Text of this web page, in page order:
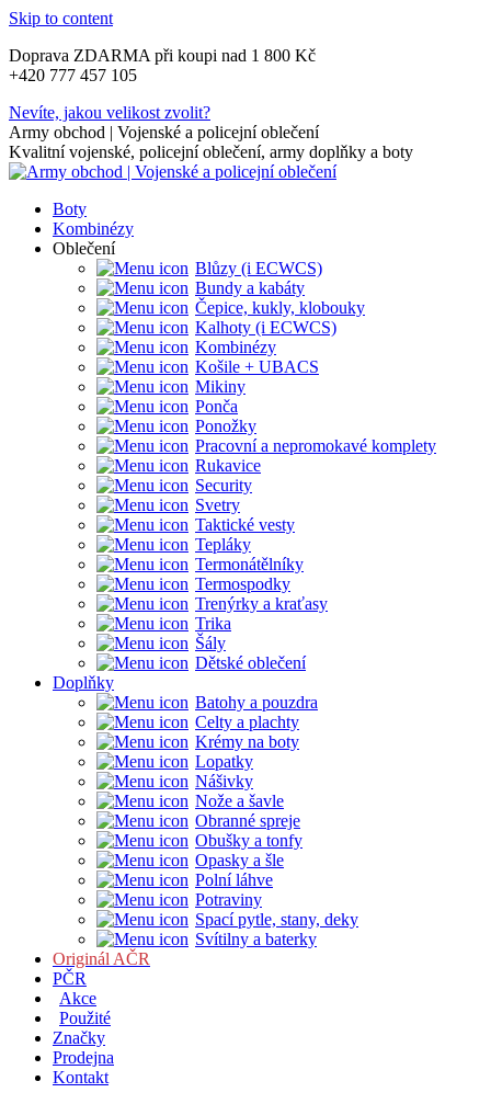
Skip to content
Doprava ZDARMA při koupi nad 1 800 Kč
+420 777 457 105
Nevíte, jakou velikost zvolit?
Army obchod | Vojenské a policejní oblečení
Kvalitní vojenské, policejní oblečení, army doplňky a boty
Boty
Kombinézy
Oblečení
Blůzy (i ECWCS)
Bundy a kabáty
Čepice, kukly, klobouky
Kalhoty (i ECWCS)
Kombinézy
Košile + UBACS
Mikiny
Ponča
Ponožky
Pracovní a nepromokavé komplety
Rukavice
Security
Svetry
Taktické vesty
Tepláky
Termonátělníky
Termospodky
Trenýrky a kraťasy
Trika
Šály
Dětské oblečení
Doplňky
Batohy a pouzdra
Celty a plachty
Krémy na boty
Lopatky
Nášivky
Nože a šavle
Obranné spreje
Obušky a tonfy
Opasky a šle
Polní láhve
Potraviny
Spací pytle, stany, deky
Svítilny a baterky
Originál AČR
PČR
Akce
Použité
Značky
Prodejna
Kontakt